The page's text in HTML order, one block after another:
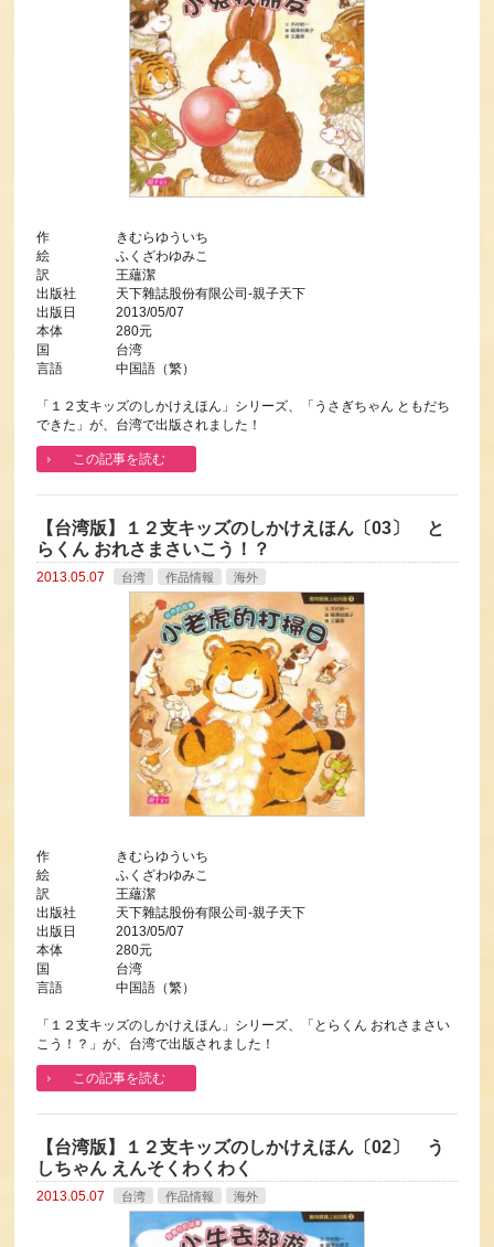
作 きむらゆういち
絵 ふくざわゆみこ
訳 王蘊潔
出版社 天下雜誌股份有限公司-親子天下
出版日 2013/05/07
本体 280元
国 台湾
言語 中国語（繁）
「１２支キッズのしかけえほん」シリーズ、「うさぎちゃん ともだち
できた」が、台湾で出版されました！
この記事を読む
【台湾版】１２支キッズのしかけえほん〔03〕 と
らくん おれさまさいこう！？
2013.05.07 台湾 作品情報 海外
作 きむらゆういち
絵 ふくざわゆみこ
訳 王蘊潔
出版社 天下雜誌股份有限公司-親子天下
出版日 2013/05/07
本体 280元
国 台湾
言語 中国語（繁）
「１２支キッズのしかけえほん」シリーズ、「とらくん おれさまさい
こう！？」が、台湾で出版されました！
この記事を読む
【台湾版】１２支キッズのしかけえほん〔02〕 う
しちゃん えんそくわくわく
2013.05.07 台湾 作品情報 海外